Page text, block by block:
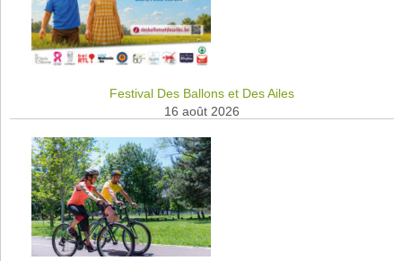
Festival Des Ballons et Des Ailes
16 août 2026